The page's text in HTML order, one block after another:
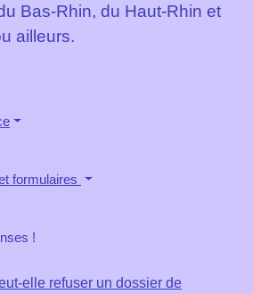
Bas-Rhin, du Haut-Rhin et
ailleurs.
formulaires
!
elle refuser un dossier de